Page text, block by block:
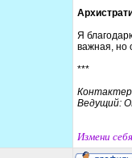
Я
важная, но
***
Ведущий:
Измени